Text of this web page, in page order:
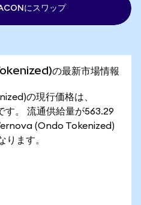
にスワップ
の最新市場情報
の現行価格は、
す。 流通供給量が563.29
(Ondo Tokenized)
ります。